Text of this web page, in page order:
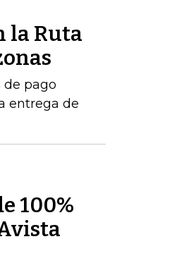
la Ruta
de pago
entrega de
100%